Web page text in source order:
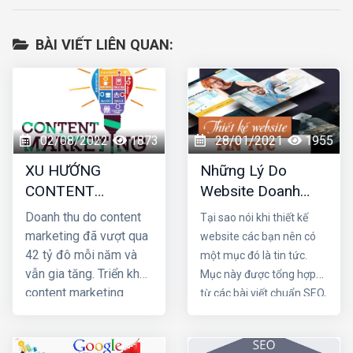
BÀI VIẾT LIÊN QUAN:
02/08/2022 1873
XU HƯỚNG
CONTENT
MARKETING NĂM
2022
Doanh thu do content
marketing đã vượt qua
42 tỷ đô mỗi năm và
vẫn gia tăng. Triển khai
content marketing
tiềm năng nên doanh
28/01/2021 1955
Những Lý Do
Website Doanh
Nghiệp Nên Xây
Dựng Chuyên Mục
Tin Tức
Tại sao nói khi thiết kế
website các bạn nên có
một mục đó là tin tức.
Mục này được tổng hợp
từ các bài viết chuẩn SEO,
theo dòng thời gian như